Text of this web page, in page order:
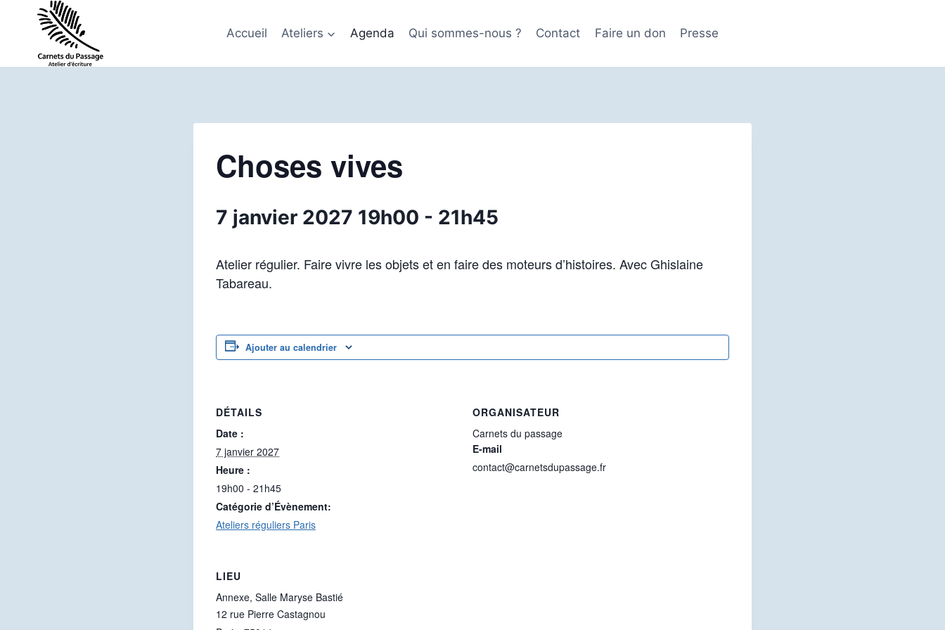
Accueil Ateliers Agenda Qui sommes-nous ? Contact Faire un don Presse
Choses vives
7 janvier 2027 19h00 - 21h45
Atelier régulier. Faire vivre les objets et en faire des moteurs d’histoires. Avec Ghislaine
Tabareau.
Ajouter au calendrier
DÉTAILS
Date :
7 janvier 2027
Heure :
19h00 - 21h45
Catégorie d’Évènement:
Ateliers réguliers Paris
ORGANISATEUR
Carnets du passage
E-mail
contact@carnetsdupassage.fr
LIEU
Annexe, Salle Maryse Bastié
12 rue Pierre Castagnou